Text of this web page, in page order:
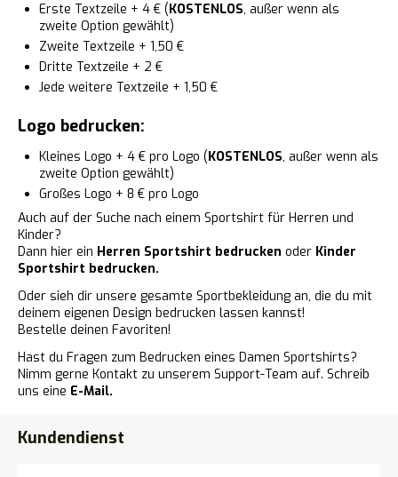
Erste Textzeile + 4 € (KOSTENLOS, außer wenn als
zweite Option gewählt)
Zweite Textzeile + 1,50 €
Dritte Textzeile + 2 €
Jede weitere Textzeile + 1,50 €
Logo bedrucken:
Kleines Logo + 4 € pro Logo (KOSTENLOS, außer wenn als
zweite Option gewählt)
Großes Logo + 8 € pro Logo
Auch auf der Suche nach einem Sportshirt für Herren und
Kinder?
Dann hier ein Herren Sportshirt bedrucken oder Kinder
Sportshirt bedrucken.
Oder sieh dir unsere gesamte Sportbekleidung an, die du mit
deinem eigenen Design bedrucken lassen kannst!
Bestelle deinen Favoriten!
Hast du Fragen zum Bedrucken eines Damen Sportshirts?
Nimm gerne Kontakt zu unserem Support-Team auf. Schreib
uns eine E-Mail.
Kundendienst